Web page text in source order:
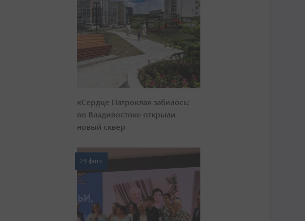
«Сердце Патрокла» забилось:
во Владивостоке открыли
новый сквер
23 фото